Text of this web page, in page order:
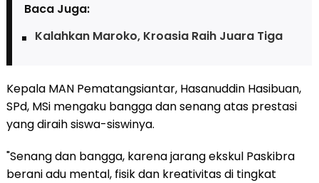
Baca Juga:
Kalahkan Maroko, Kroasia Raih Juara Tiga
Kepala MAN Pematangsiantar, Hasanuddin Hasibuan,
SPd, MSi mengaku bangga dan senang atas prestasi
yang diraih siswa-siswinya.
"Senang dan bangga, karena jarang ekskul Paskibra
berani adu mental, fisik dan kreativitas di tingkat